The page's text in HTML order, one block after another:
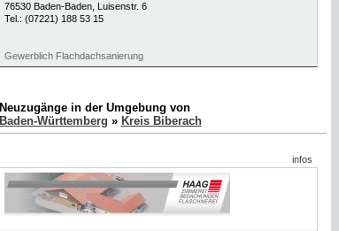
76530 Baden-Baden, Luisenstr. 6
Tel.: (07221) 188 53 15
Gewerblich Flachdachsanierung
Neuzugänge in der Umgebung von
Baden-Württemberg » Kreis Biberach
infos